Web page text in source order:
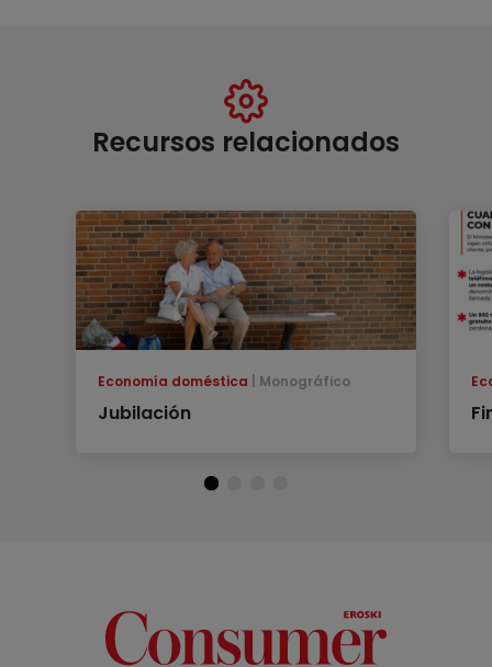
Recursos relacionados
Economía doméstica Monográfico
Jubilación